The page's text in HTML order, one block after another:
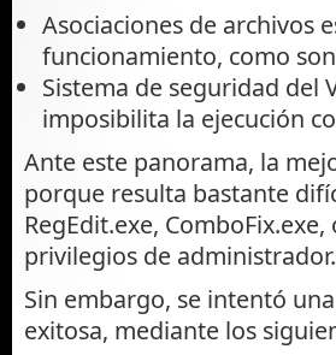
Asociaciones de archivos
funcionamiento, como
Sistema de seguridad del
imposibilita la ejecución
Ante este panorama, la
porque resulta bastante
RegEdit.exe,
privilegios de administrador.
Sin embargo, se intentó
exitosa, mediante los